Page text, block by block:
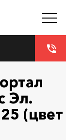
phone_in_talk
Эл.
(цвет